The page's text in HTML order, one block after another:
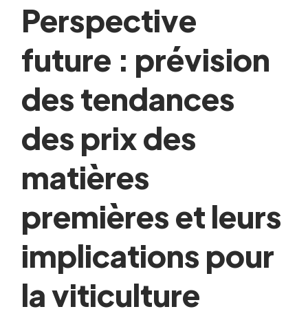
Perspective
future : prévision
des tendances
des prix des
matières
premières et leurs
implications pour
la viticulture